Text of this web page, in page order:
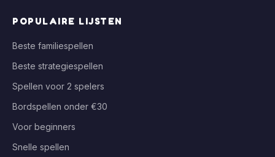
POPULAIRE LIJSTEN
Beste familiespellen
Beste strategiespellen
Spellen voor 2 spelers
Bordspellen onder €30
Voor beginners
Snelle spellen